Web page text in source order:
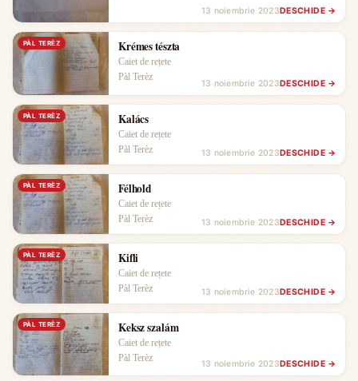
13 noiembrie 2023DESCHIDE →
PÀL TERÈZ Krémes tészta
Caiet de rețete
Pàl Terèz
13 noiembrie 2023DESCHIDE →
PÀL TERÈZ Kalács
Caiet de rețete
Pàl Terèz
13 noiembrie 2023DESCHIDE →
PÀL TERÈZ Félhold
Caiet de rețete
Pàl Terèz
13 noiembrie 2023DESCHIDE →
PÀL TERÈZ Kifli
Caiet de rețete
Pàl Terèz
13 noiembrie 2023DESCHIDE →
PÀL TERÈZ Keksz szalám
Caiet de rețete
Pàl Terèz
13 noiembrie 2023DESCHIDE →